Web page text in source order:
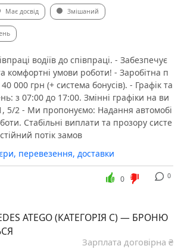
Має досвід Змішаний
водіїв до співпраці. - Забезпечує
комфортні умови роботи! ​- Заробітна п
000 грн (+ система бонусів). ​- Графік та
з 07:00 до 17:00. ​Змінні графіки на ви
5/2 ​- Ми пропонуємо: ​Надання автомобі
​Стабільні виплати та прозору систе
потік замов
перевезення, доставки
0
0
ATEGO (КАТЕГОРІЯ С) — БРОНЮ
Зарплата договірна ₴